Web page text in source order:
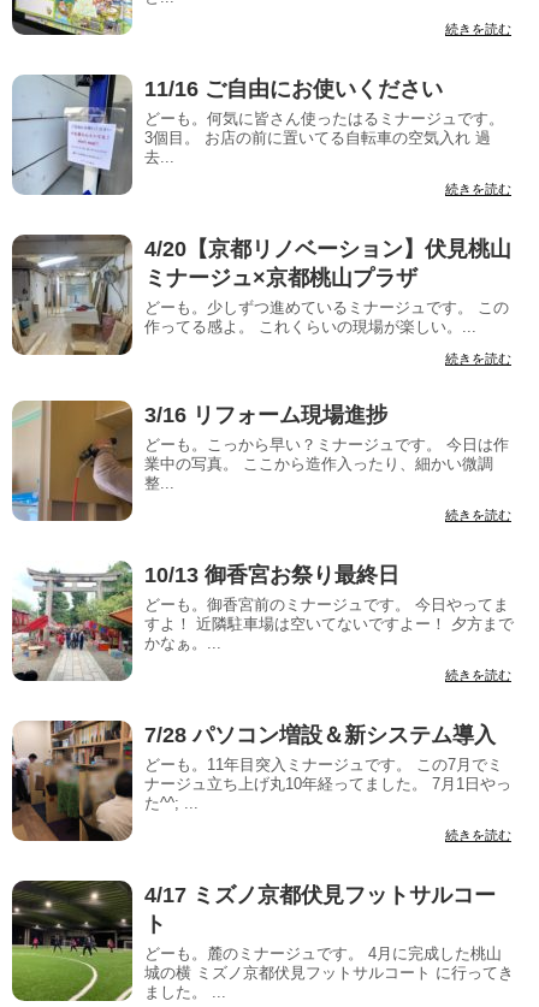
続きを読む
11/16 ご自由にお使いください
どーも。何気に皆さん使ったはるミナージュです。
3個目。 お店の前に置いてる自転車の空気入れ 過
去...
続きを読む
4/20【京都リノベーション】伏見桃山
ミナージュ×京都桃山プラザ
どーも。少しずつ進めているミナージュです。 この
作ってる感よ。 これくらいの現場が楽しい。...
続きを読む
3/16 リフォーム現場進捗
どーも。こっから早い？ミナージュです。 今日は作
業中の写真。 ここから造作入ったり、細かい微調
整...
続きを読む
10/13 御香宮お祭り最終日
どーも。御香宮前のミナージュです。 今日やってま
すよ！ 近隣駐車場は空いてないですよー！ 夕方まで
かなぁ。...
続きを読む
7/28 パソコン増設＆新システム導入
どーも。11年目突入ミナージュです。 この7月でミ
ナージュ立ち上げ丸10年経ってました。 7月1日やっ
た^^; ...
続きを読む
4/17 ミズノ京都伏見フットサルコー
ト
どーも。麓のミナージュです。 4月に完成した桃山
城の横 ミズノ京都伏見フットサルコート に行ってき
ました。 ...